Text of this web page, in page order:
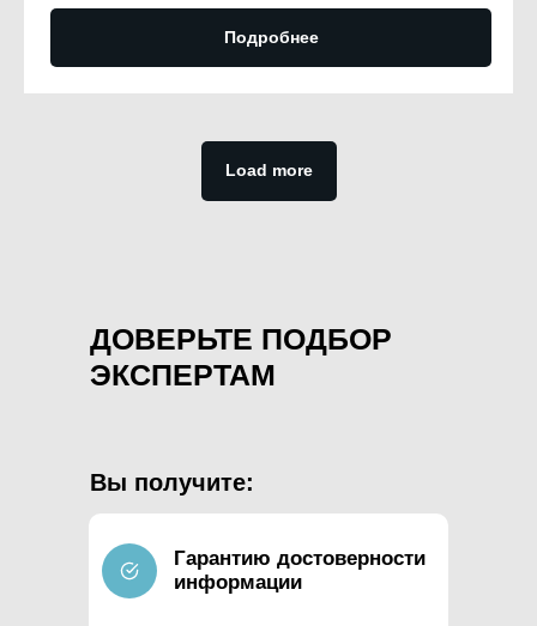
Подробнее
Load more
ДОВЕРЬТЕ ПОДБОР
ЭКСПЕРТАМ
Вы получите:
Гарантию достоверности
информации